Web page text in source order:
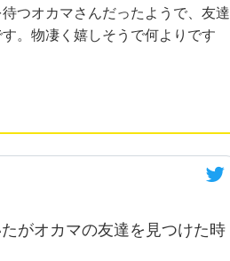
つオカマさんだったようで、友達
。物凄く嬉しそうで何よりです
がオカマの友達を見つけた時